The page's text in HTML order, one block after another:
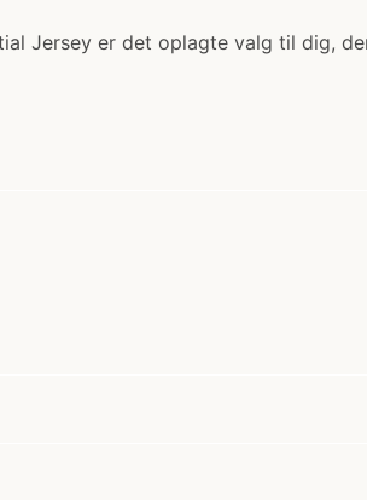
Jersey er det oplagte valg til dig,